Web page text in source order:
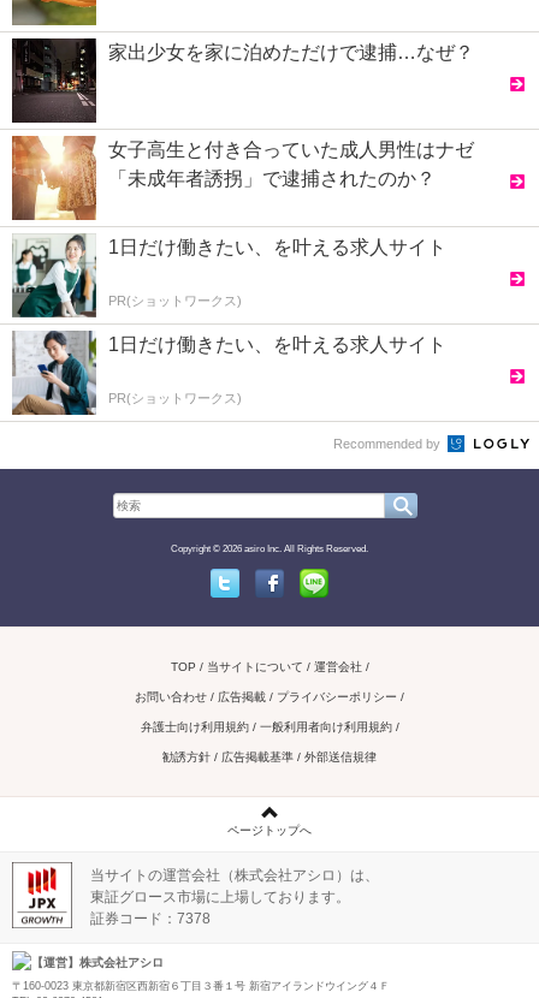
家出少女を家に泊めただけで逮捕…なぜ？
女子高生と付き合っていた成人男性はナゼ
「未成年者誘拐」で逮捕されたのか？
1日だけ働きたい、を叶える求人サイト
PR(ショットワークス)
1日だけ働きたい、を叶える求人サイト
PR(ショットワークス)
Recommended by
Copyright © 2026 asiro Inc. All Rights Reserved.
TOP 当サイトについて 運営会社
お問い合わせ / 広告掲載 プライバシーポリシー
弁護士向け利用規約 一般利用者向け利用規約
勧誘方針 広告掲載基準 外部送信規律
ページトップへ
当サイトの運営会社（株式会社アシロ）は、
東証グロース市場に上場しております。
証券コード：7378
【運営】株式会社アシロ
〒160-0023 東京都新宿区西新宿６丁目３番１号 新宿アイランドウイング４Ｆ